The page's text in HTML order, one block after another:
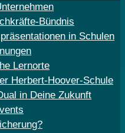
Bündnis
in Schulen
Lernorte
Herbert-Hoover-Schule
in Deine Zukunft